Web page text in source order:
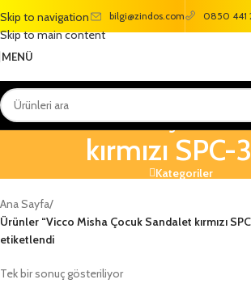
Skip to navigation
Skip to main content
bilgi@zindos.com 0850 441
MENÜ
Vicco Misha Çocuk
kırmızı SPC-
Kategoriler
Ana Sayfa/
Ürünler “Vicco Misha Çocuk Sandalet kırmızı
etiketlendi
Tek bir sonuç gösteriliyor